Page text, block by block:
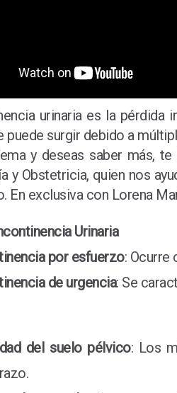
urinaria es la pérdida
puede surgir debido a
y deseas saber más,
y Obstetricia, quien nos
En exclusiva con Lorena
Urinaria
por esfuerzo: Ocurre
de urgencia: Se
del suelo pélvico: Los